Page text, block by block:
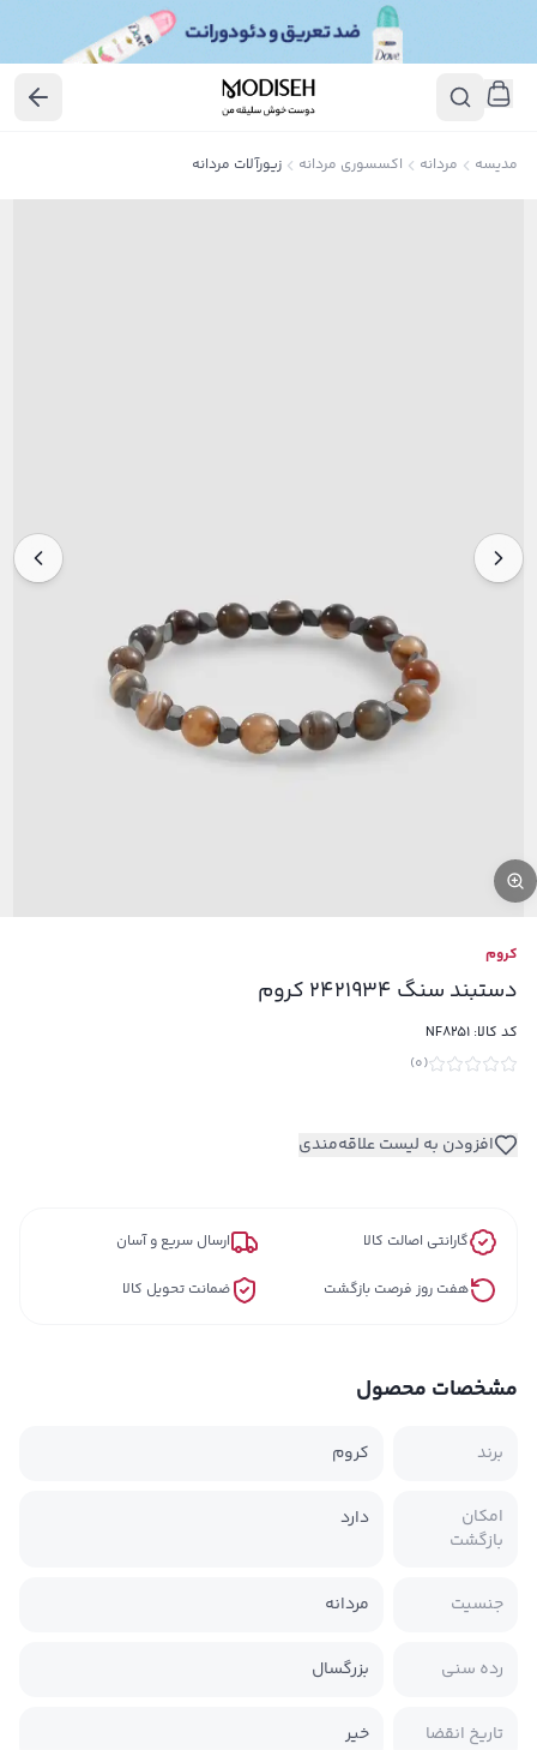
مدیسه مردانه اکسسوری مردانه زیورآلات مردانه
کروم
دستبند سنگ 2421934 کروم
کد کالا: NF8251
(
0
)
افزودن به لیست علاقه‌مندی
گارانتی اصالت کالا ارسال سریع و آسان
هفت روز فرصت بازگشت ضمانت تحویل کالا
مشخصات محصول
برند کروم
امکان
بازگشت
دارد
جنسیت مردانه
رده سنی بزرگسال
تاریخ انقضا خیر